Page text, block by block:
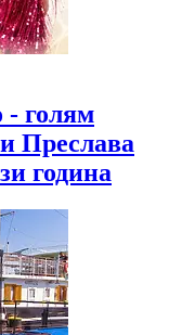
голям
Преслава
година